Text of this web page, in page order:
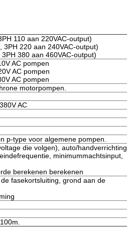
110 aan 220VAC-output)
220 aan 240VAC-output)
380 aan 460VAC-output)
AC pompen
AC pompen
AC pompen
motorpompen.
AC
p-type voor algemene pompen.
die volgen), auto/handverrichting,
minimummachtsinput,
berekenen berekenen
fasekortsluiting, grond aan de